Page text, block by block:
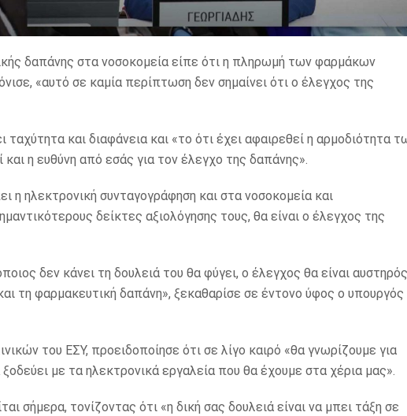
δαπάνης στα νοσοκομεία είπε ότι η πληρωμή των φαρμάκων
«αυτό σε καμία περίπτωση δεν σημαίνει ότι ο έλεγχος της
και διαφάνεια και «το ότι έχει αφαιρεθεί η αρμοδιότητα
η ευθύνη από εσάς για τον έλεγχο της δαπάνης».
ηλεκτρονική συνταγογράφηση και στα νοσοκομεία και
δείκτες αξιολόγησης τους, θα είναι ο έλεγχος της
δεν κάνει τη δουλειά του θα φύγει, ο έλεγχος θα είναι αυστηρός
τη φαρμακευτική δαπάνη», ξεκαθαρίσε σε έντονο ύφος ο υπουργός
του ΕΣΥ, προειδοποίησε ότι σε λίγο καιρό «θα γνωρίζουμε για
με τα ηλεκτρονικά εργαλεία που θα έχουμε στα χέρια μας».
σήμερα, τονίζοντας ότι «η δική σας δουλειά είναι να μπει τάξη σε